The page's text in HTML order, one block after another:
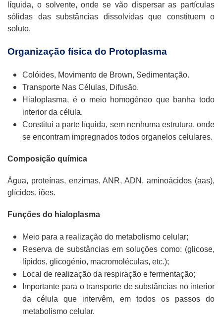
líquida, o solvente, onde se vão dispersar as partículas
sólidas das substâncias dissolvidas que constituem o
soluto.
Organização física do Protoplasma
Colóides, Movimento de Brown, Sedimentação.
Transporte Nas Células, Difusão.
Hialoplasma, é o meio homogéneo que banha todo
interior da célula.
Constitui a parte líquida, sem nenhuma estrutura, onde
se encontram impregnados todos organelos celulares.
Composição química
Água, proteínas, enzimas, ANR, ADN, aminoácidos (aas),
glícidos, iões.
Funções do hialoplasma
Meio para a realização do metabolismo celular;
Reserva de substâncias em soluções como: (glicose,
lípidos, glicogénio, macromoléculas, etc.);
Local de realização da respiração e fermentação;
Importante para o transporte de substâncias no interior
da célula que intervêm, em todos os passos do
metabolismo celular.